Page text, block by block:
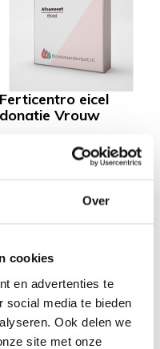
Over
cookies
en advertenties te
social media te bieden
Ook delen we
site met onze
je bloed laten
buitenlandse
bij "opmerkingen"
uitslag, zodat je
buitenlandse
Ferticentro eicel
donatie Vrouw